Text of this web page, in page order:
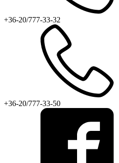
+36-20/777-33-32
+36-20/777-33-50